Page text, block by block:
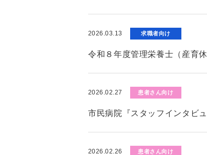
2026.03.13 求職者向け
令和８年度管理栄養士（産育
2026.02.27 患者さん向け
市民病院『スタッフインタビ
2026.02.26 患者さん向け